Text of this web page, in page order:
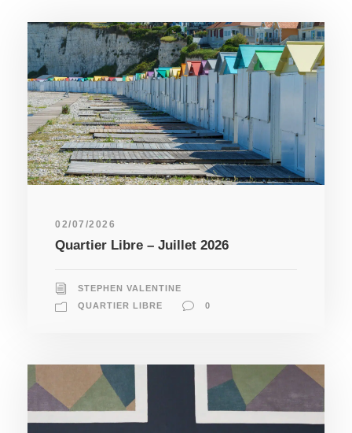
02/07/2026
Quartier Libre – Juillet 2026
STEPHEN VALENTINE
QUARTIER LIBRE
0